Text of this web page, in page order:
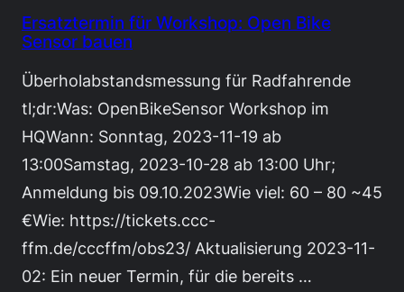
Ersatztermin für Workshop: Open Bike
Sensor bauen
Überholabstandsmessung für Radfahrende
tl;dr:Was: OpenBikeSensor Workshop im
HQWann: Sonntag, 2023-11-19 ab
13:00Samstag, 2023-10-28 ab 13:00 Uhr;
Anmeldung bis 09.10.2023Wie viel: 60 – 80 ~45
€Wie: https://tickets.ccc-
ffm.de/cccffm/obs23/ Aktualisierung 2023-11-
02: Ein neuer Termin, für die bereits …